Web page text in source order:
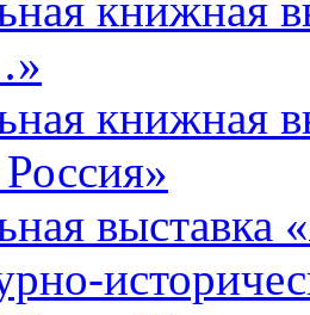
книжная